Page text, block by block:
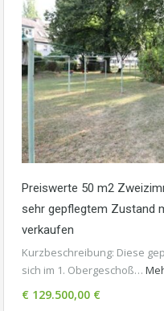
Preiswerte 50 m2
sehr gepflegtem Zustand
verkaufen
Kurzbeschreibung: Diese
sich im 1. Obergeschoß…
€ 129.500,00 €